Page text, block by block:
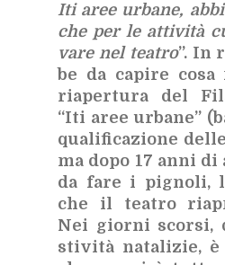
Iti aree ur­ba­ne,
che per le at­ti­vi­tà
va­re nel tea­tro”. In
be da ca­pi­re cosa
ria­per­tu­ra del
“Iti aree ur­ba­ne”
qua­li­fi­ca­zio­ne
ma dopo 17 anni di
da fare i pi­gno­li,
che il tea­tro
Nei gior­ni scor­si,
sti­vi­tà na­ta­li­zie, è